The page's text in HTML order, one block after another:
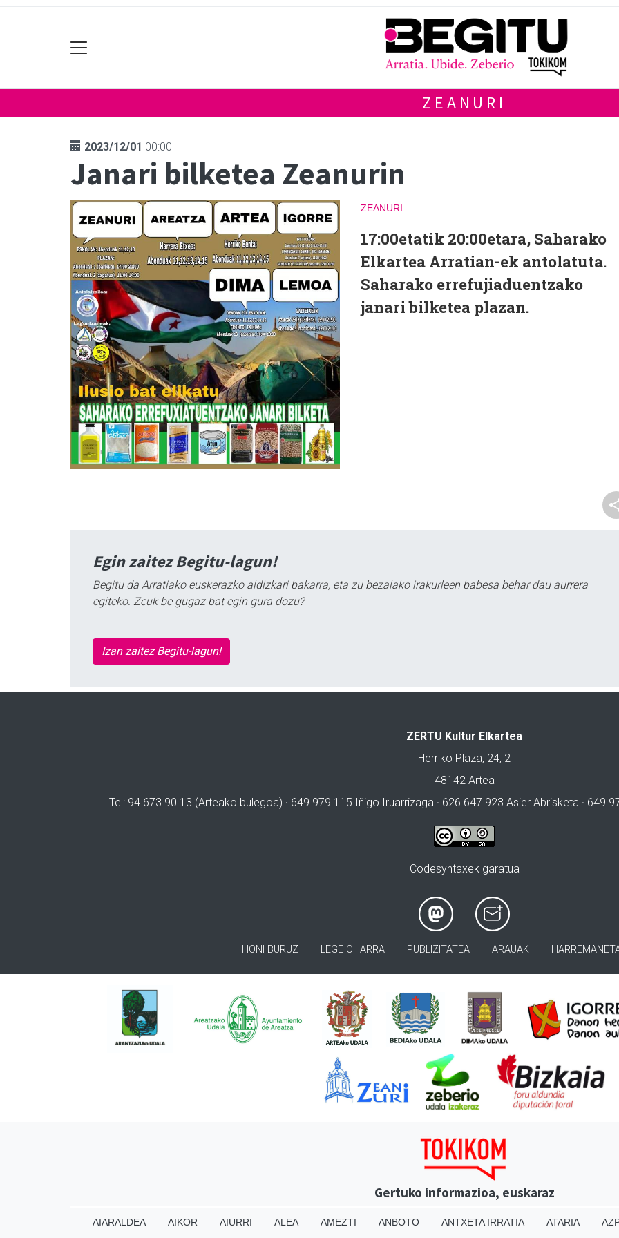
ZEANURI
2023/12/01 00:00
Janari bilketea Zeanurin
ZEANURI
17:00etatik 20:00etara, Saharako
Elkartea Arratian-ek antolatuta.
Saharako errefujiaduentzako
janari bilketea plazan.
Egin zaitez Begitu-lagun!
Begitu da Arratiako euskerazko aldizkari bakarra, eta zu bezalako irakurleen babesa behar dau aurrera
egiteko. Zeuk be gugaz bat egin gura dozu?
Izan zaitez Begitu-lagun!
ZERTU Kultur Elkartea
Herriko Plaza, 24, 2
48142 Artea
Tel: 94 673 90 13 (Arteako bulegoa) · 649 979 115 Iñigo Iruarrizaga · 626 647 923 Asier Abrisketa · 649
Codesyntaxek garatua
HONI BURUZ LEGE OHARRA PUBLIZITATEA ARAUAK
Gertuko informazioa, euskaraz
AIARALDEA AIKOR AIURRI ALEA AMEZTI ANBOTO ANTXETA IRRATIA ATARIA